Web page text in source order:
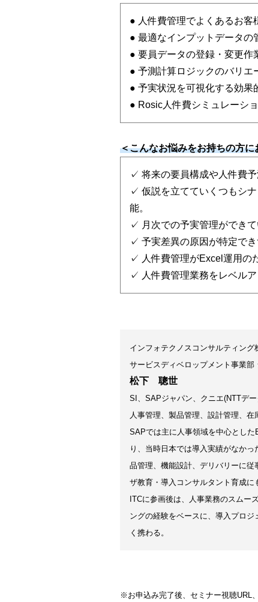
● 人件費管理でよくあるお客
● 最適なインプットデータの
● 要員データの登録・変更作
● 予測計算ロジックのバリエ
● 予実状況を可視化する効果
● Rosic人件費シミュレーシ
＜こんなお悩みをお持ちの方に
✓ 将来の要員構成や人件費予
✓ 仮説を立てていくつもシ
能。
✓ 月次での予実管理ができて
✓ 予実差異の原因が特定でき
✓ 人件費管理がExcel運用の
✓ 人件費管理業務をレベルア
インフォテクノスコンサルティング
サービスディベロップメント事業部
松下 聰世
SI、SAPジャパン、クニエ(NTTデ
人事管理、製品管理、設計管理、在
SAPでは主に人事領域を中心とし
り、当時日本では導入実績がなか
品管理、機能設計、デリバリーに
ザ教育・導入コンサルタント育成に
ITCに参画後は、人事業務のスムー
ングの経験をベースに、導入プロ
く携わる。
※お申込み完了後、セミナー視聴URL